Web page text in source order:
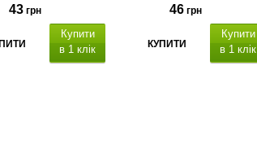
43 грн
Купити
в 1 клік
46 грн
КУПИТИ
Купити
в 1 клік